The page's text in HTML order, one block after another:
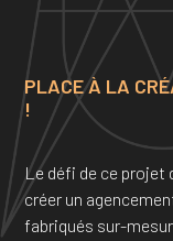
PLACE À LA
!
Le défi de ce projet
créer un
fabriqués sur-